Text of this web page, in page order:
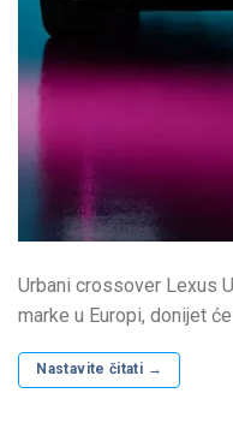
Urbani crossover Lexus
marke u Europi, donijet
Nastavite čitati →